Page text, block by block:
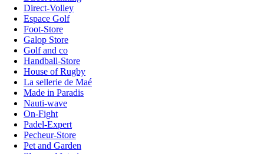
Direct-Volley
Espace Golf
Foot-Store
Galop Store
Golf and co
Handball-Store
House of Rugby
La sellerie de Maé
Made in Paradis
Nauti-wave
On-Fight
Padel-Expert
Pecheur-Store
Pet and Garden